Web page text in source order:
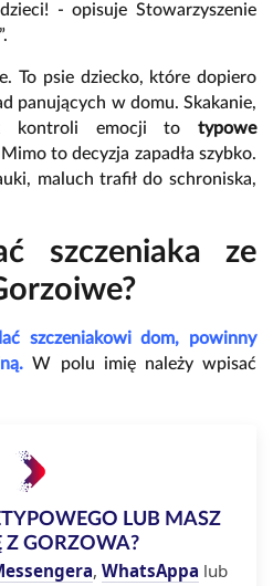
- opisuje Stowarzyszenie
To psie dziecko, które dopiero
panujących w domu. Skakanie,
kontroli emocji to typowe
to decyzja zapadła szybko.
maluch trafił do schroniska,
szczeniaka ze
szczeniakowi dom, powinny
W polu imię należy wpisać
LUB MASZ
Z GORZOWA?
, WhatsAppa lub